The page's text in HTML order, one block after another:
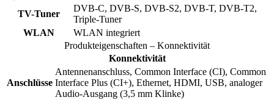
TV-Tuner
DVB-C, DVB-S, DVB-S2, DVB-T, DVB-T2,
Triple-Tuner
WLAN
WLAN integriert
Produkteigenschaften – Konnektivität
Konnektivität
Anschlüsse
Antennenanschluss, Common Interface (CI), Common
Interface Plus (CI+), Ethernet, HDMI, USB, analoger
Audio-Ausgang (3,5 mm Klinke)